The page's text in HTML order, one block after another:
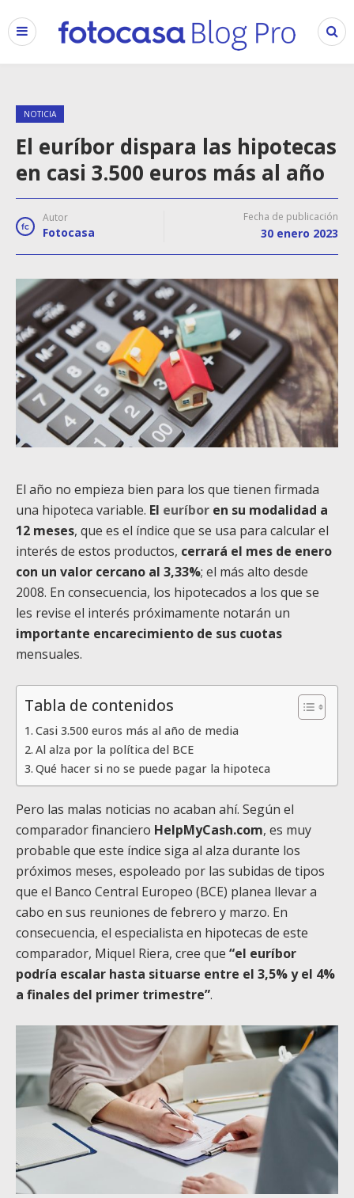
NOTICIA
El euríbor dispara las hipotecas
en casi 3.500 euros más al año
Autor
Fotocasa
Fecha de publicación
30 enero 2023
El año no empieza bien para los que tienen firmada
una hipoteca variable. El euríbor en su modalidad a
12 meses, que es el índice que se usa para calcular el
interés de estos productos, cerrará el mes de enero
con un valor cercano al 3,33%; el más alto desde
2008. En consecuencia, los hipotecados a los que se
les revise el interés próximamente notarán un
importante encarecimiento de sus cuotas
mensuales.
Tabla de contenidos
Casi 3.500 euros más al año de media
Al alza por la política del BCE
Qué hacer si no se puede pagar la hipoteca
Pero las malas noticias no acaban ahí. Según el
comparador financiero HelpMyCash.com, es muy
probable que este índice siga al alza durante los
próximos meses, espoleado por las subidas de tipos
que el Banco Central Europeo (BCE) planea llevar a
cabo en sus reuniones de febrero y marzo. En
consecuencia, el especialista en hipotecas de este
comparador, Miquel Riera, cree que “el euríbor
podría escalar hasta situarse entre el 3,5% y el 4%
a finales del primer trimestre”.